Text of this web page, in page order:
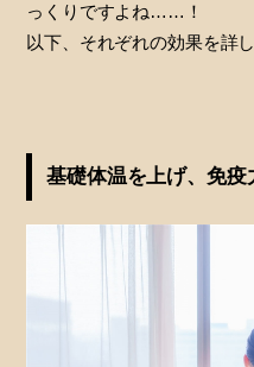
っくりですよね……！
以下、それぞれの効果を詳
基礎体温を上げ、免疫